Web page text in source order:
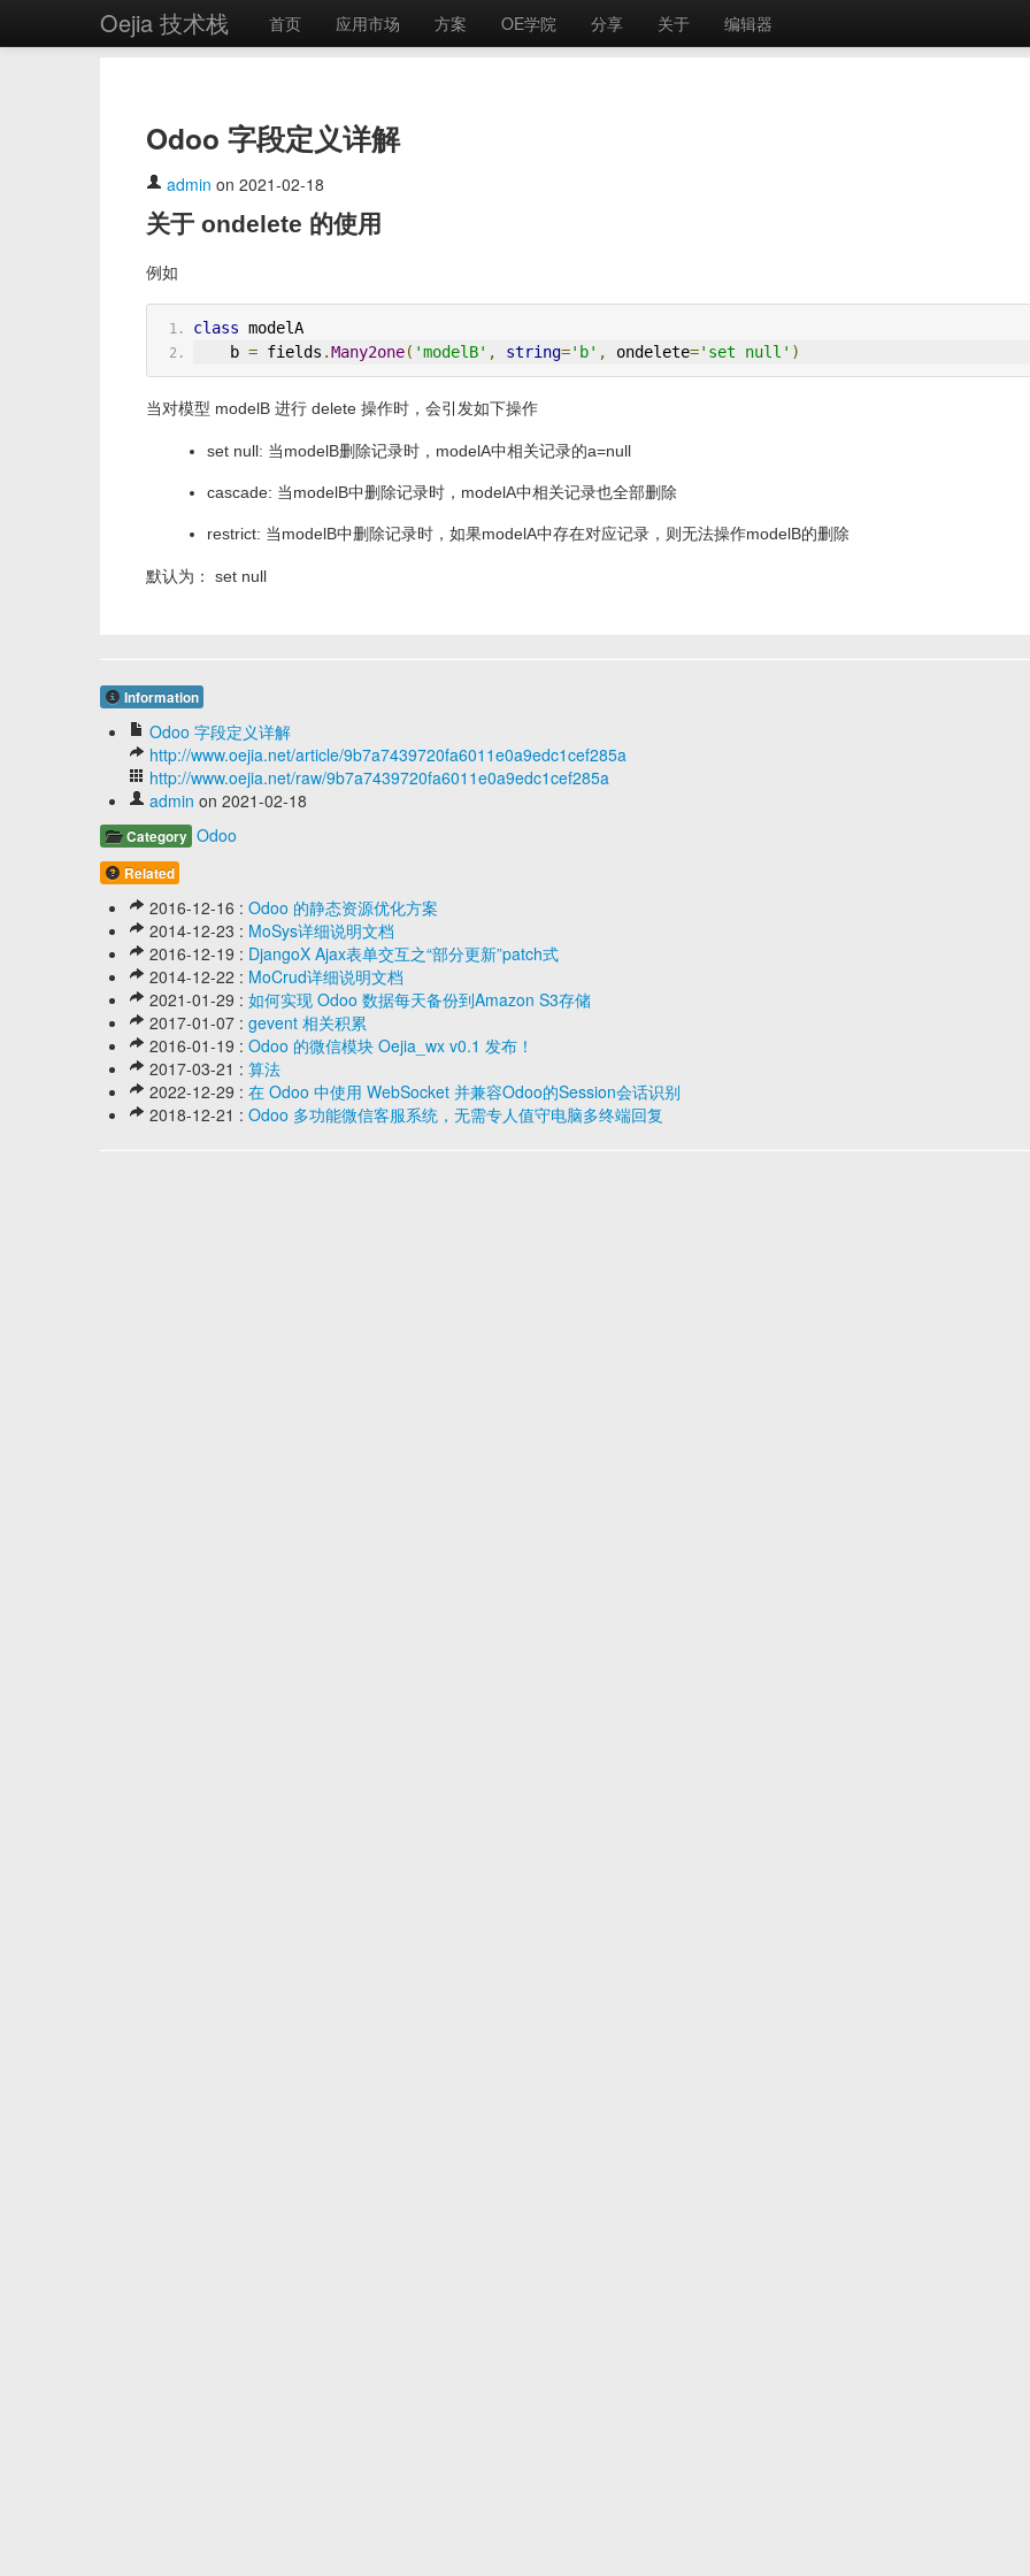
Oejia 技术栈 首页 应用市场 方案 OE学院 分享 关于 编辑器
Odoo 字段定义详解
admin on 2021-02-18
关于 ondelete 的使用
例如
class modelA
    b
= fields .Many2one( 'modelB' , string='b' , ondelete='set null' )
当对模型 modelB 进行 delete 操作时，会引发如下操作
set null: 当modelB删除记录时，modelA中相关记录的a=null
cascade: 当modelB中删除记录时，modelA中相关记录也全部删除
restrict: 当modelB中删除记录时，如果modelA中存在对应记录，则无法操作modelB的删除
默认为： set null
Information
Odoo 字段定义详解
http://www.oejia.net/article/9b7a7439720fa6011e0a9edc1cef285a
http://www.oejia.net/raw/9b7a7439720fa6011e0a9edc1cef285a
admin on 2021-02-18
Category Odoo
Related
2016-12-16 : Odoo 的静态资源优化方案
2014-12-23 : MoSys详细说明文档
2016-12-19 : DjangoX Ajax表单交互之“部分更新”patch式
2014-12-22 : MoCrud详细说明文档
2021-01-29 : 如何实现 Odoo 数据每天备份到Amazon S3存储
2017-01-07 : gevent 相关积累
2016-01-19 : Odoo 的微信模块 Oejia_wx v0.1 发布！
2017-03-21 : 算法
2022-12-29 : 在 Odoo 中使用 WebSocket 并兼容Odoo的Session会话识别
2018-12-21 : Odoo 多功能微信客服系统，无需专人值守电脑多终端回复